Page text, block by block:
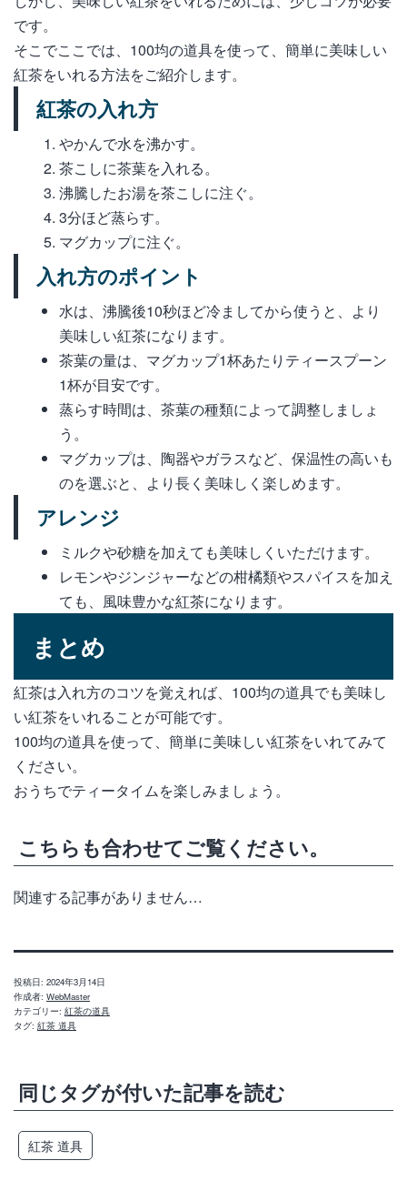
です。
そこでここでは、100均の道具を使って、簡単に美味しい
紅茶をいれる方法をご紹介します。
紅茶の入れ方
やかんで水を沸かす。
茶こしに茶葉を入れる。
沸騰したお湯を茶こしに注ぐ。
3分ほど蒸らす。
マグカップに注ぐ。
入れ方のポイント
水は、沸騰後10秒ほど冷ましてから使うと、より
美味しい紅茶になります。
茶葉の量は、マグカップ1杯あたりティースプーン
1杯が目安です。
蒸らす時間は、茶葉の種類によって調整しましょ
う。
マグカップは、陶器やガラスなど、保温性の高いも
のを選ぶと、より長く美味しく楽しめます。
アレンジ
ミルクや砂糖を加えても美味しくいただけます。
レモンやジンジャーなどの柑橘類やスパイスを加え
ても、風味豊かな紅茶になります。
まとめ
紅茶は入れ方のコツを覚えれば、100均の道具でも美味し
い紅茶をいれることが可能です。
100均の道具を使って、簡単に美味しい紅茶をいれてみて
ください。
おうちでティータイムを楽しみましょう。
こちらも合わせてご覧ください。
関連する記事がありません…
投稿日: 2024年3月14日
作成者: WebMaster
カテゴリー: 紅茶の道具
タグ: 紅茶 道具
同じタグが付いた記事を読む
紅茶 道具